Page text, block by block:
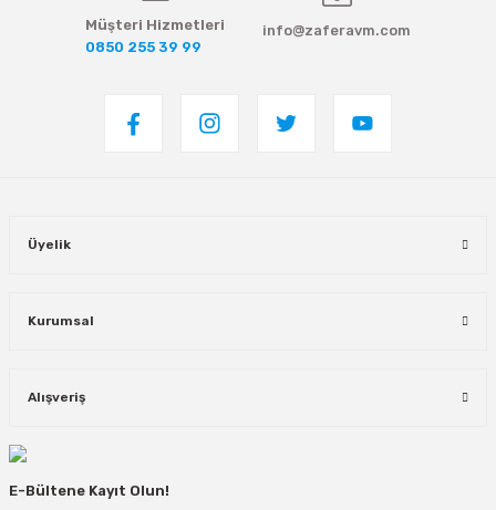
Müşteri Hizmetleri
0850 255 39 99
info@zaferavm.com
Üyelik
Kurumsal
Alışveriş
E-Bültene Kayıt Olun!